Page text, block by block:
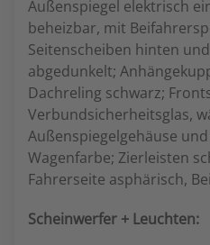
Außenspiegel elektrisch
beheizbar, mit
Seitenscheiben hinten
abgedunkelt;
Dachreling schwarz;
Verbundsicherheitsglas,
Außenspiegelgehäuse
Wagenfarbe; Zierleisten
Fahrerseite asphärisch,
Scheinwerfer + Leuchten: